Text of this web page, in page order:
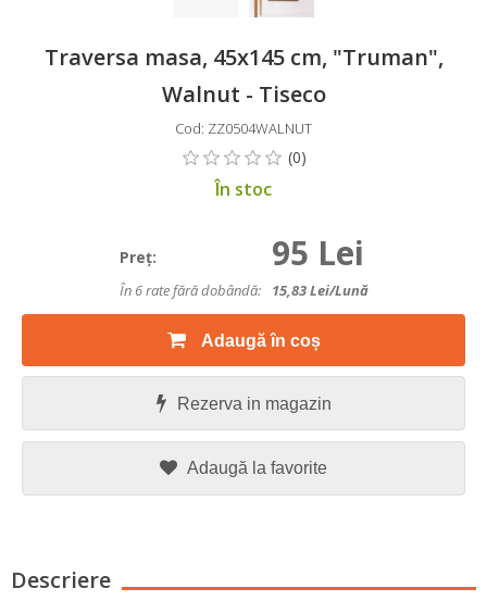
Traversa masa, 45x145 cm, "Truman",
Walnut - Tiseco
Cod: ZZ0504WALNUT
În stoc
Preţ: 95 Lei
În 6 rate fără dobândă: 15,83Lei/lună
Adaugă în coș
Rezerva in magazin
Adaugă la favorite
Descriere